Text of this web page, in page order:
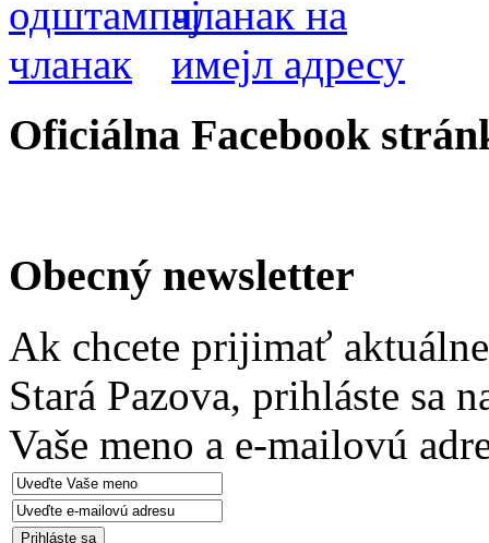
Oficiálna Facebook
Obecný newsletter
Ak chcete prijimať
Stará Pazova, prihláste sa
Vaše meno a e-mailovú